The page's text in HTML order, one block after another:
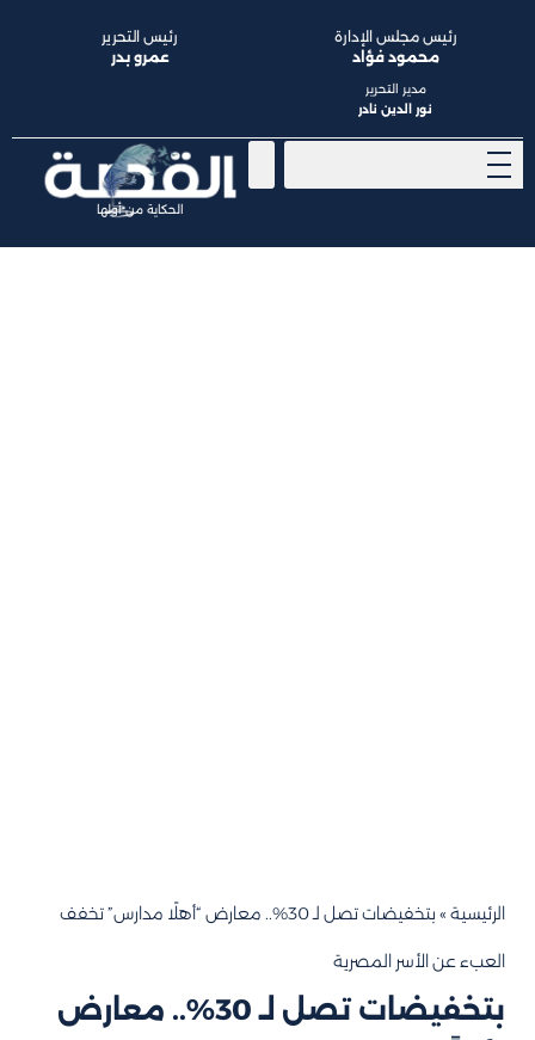
الحكاية من أولها
رئيس مجلس الإدارة
محمود فؤاد
مدير التحرير
نور الدين نادر
رئيس التحرير
عمرو بدر
الرئيسية » بتخفيضات تصل لـ 30%.. معارض “أهلًا مدارس” تخفف
العبء عن الأسر المصرية
بتخفيضات تصل لـ 30%.. معارض